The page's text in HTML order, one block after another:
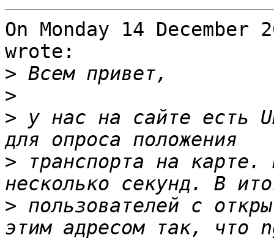
On Monday 14
wrote:
>
>
> у нас на сайте есть
> транспорта на карте.
> пользователей с